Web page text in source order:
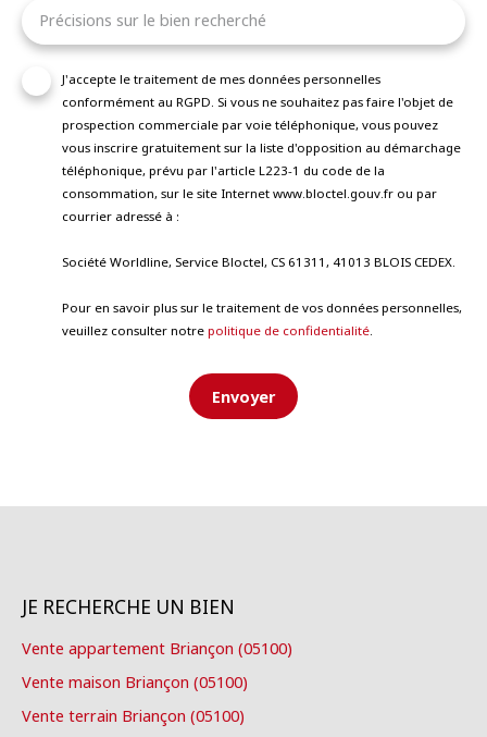
Précisions sur le bien recherché
J'accepte le traitement de mes données personnelles
conformément au RGPD. Si vous ne souhaitez pas faire l'objet de
prospection commerciale par voie téléphonique, vous pouvez
vous inscrire gratuitement sur la liste d'opposition au démarchage
téléphonique, prévu par l'article L223-1 du code de la
consommation, sur le site Internet www.bloctel.gouv.fr ou par
courrier adressé à :
Société Worldline, Service Bloctel, CS 61311, 41013 BLOIS CEDEX.
Pour en savoir plus sur le traitement de vos données personnelles,
veuillez consulter notre politique de confidentialité.
Envoyer
JE RECHERCHE UN BIEN
Vente appartement Briançon (05100)
Vente maison Briançon (05100)
Vente terrain Briançon (05100)